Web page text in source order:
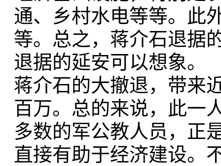
通、乡村水电等等。此
等。总之，蒋介石退据
退据的延安可以想象。
蒋介石的大撤退，带来
百万。总的来说，此一
多数的军公教人员，正
直接有助于经济建设。